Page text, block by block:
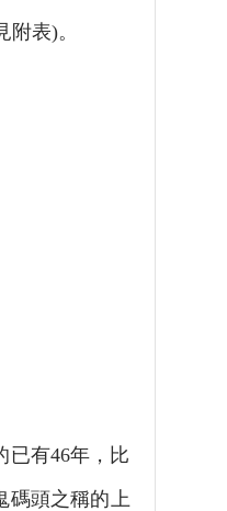
表)。
有46年，比
碼頭之稱的上